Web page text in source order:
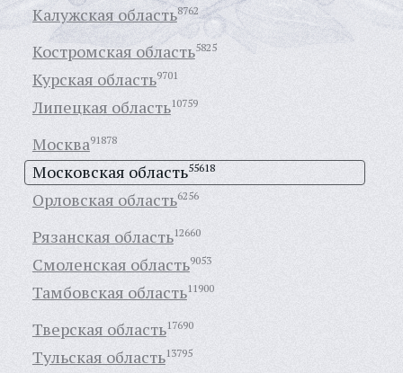
Калужская область8762
Костромская область5825
Курская область9701
Липецкая область10759
Москва91878
Московская область55618
Орловская область6256
Рязанская область12660
Смоленская область9053
Тамбовская область11900
Тверская область17690
Тульская область13795